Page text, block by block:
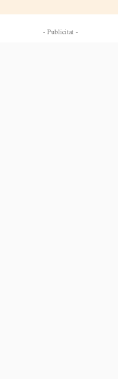
- Publicitat -